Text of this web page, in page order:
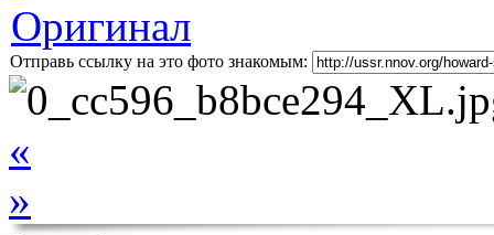
Оригинал
Отправь ссылку на это фото знакомым:
«
»